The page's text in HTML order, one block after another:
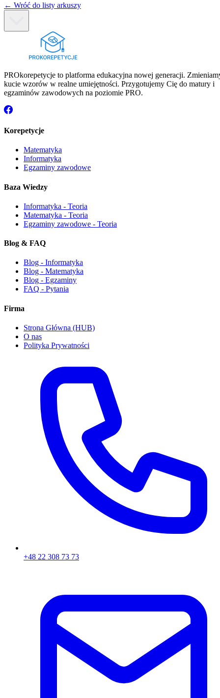
← Wróć do listy arkuszy
PROkorepetycje to platforma edukacyjna nowej generacji.
kucie wzorów w realne umiejętności. Przygotujemy Cię do matury i
egzaminów zawodowych na poziomie PRO.
Korepetycje
Matematyka
Informatyka
Egzaminy zawodowe
Baza Wiedzy
Informatyka - Teoria
Matematyka - Teoria
Egzaminy zawodowe - Teoria
Blog & FAQ
Blog - Informatyka
Blog - Matematyka
Blog - Egzaminy
FAQ - Pytania
Firma
Strona Główna (HUB)
O nas
Polityka Prywatności
+48 22 308 73 73